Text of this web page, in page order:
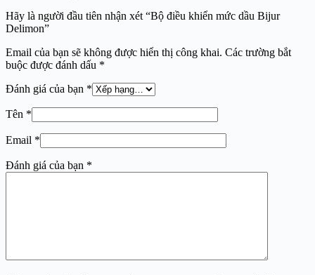
Hãy là người đầu tiên nhận xét “Bộ điều khiển mức dầu Bijur
Delimon”
Email của bạn sẽ không được hiển thị công khai. Các trường bắt
buộc được đánh dấu *
Đánh giá của bạn *
Tên *
Email *
Đánh giá của bạn *